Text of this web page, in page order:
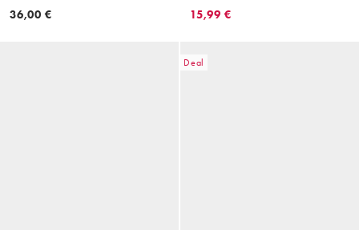
36,00 €
Shorts aus Jersey in Braun,
15,99 €
Deal